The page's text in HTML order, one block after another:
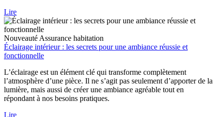
Lire
Nouveauté Assurance habitation
Éclairage intérieur : les secrets pour une ambiance réussie et
fonctionnelle
L’éclairage est un élément clé qui transforme complètement
l’atmosphère d’une pièce. Il ne s’agit pas seulement d’apporter de la
lumière, mais aussi de créer une ambiance agréable tout en
répondant à nos besoins pratiques.
Lire